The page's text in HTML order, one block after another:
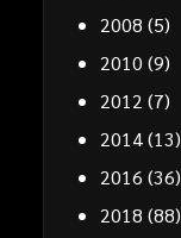
2008 (5)
2010 (9)
2012 (7)
2014(13)
2016 (36)
2018 (88)